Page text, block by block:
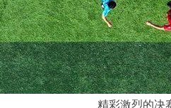
精彩激烈的决